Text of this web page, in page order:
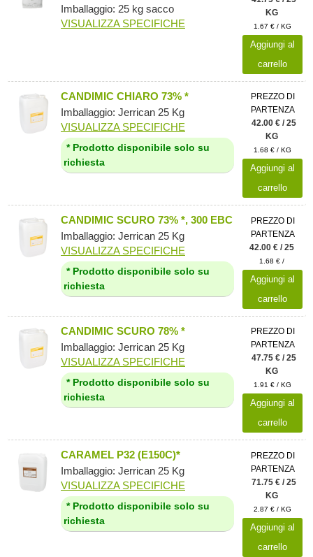
Imballaggio: 25 kg sacco
VISUALIZZA SPECIFICHE
KG
1.67 € / KG
Aggiungi al
carrello
CANDIMIC CHIARO 73% *
Imballaggio: Jerrican 25 Kg
VISUALIZZA SPECIFICHE
* Prodotto disponibile solo su
richiesta
PREZZO DI
PARTENZA
42.00 € / 25
KG
1.68 € / KG
Aggiungi al
carrello
CANDIMIC SCURO 73% *, 300 EBC
Imballaggio: Jerrican 25 Kg
VISUALIZZA SPECIFICHE
* Prodotto disponibile solo su
richiesta
PREZZO DI
PARTENZA
42.00 € / 25
1.68 € /
Aggiungi al
carrello
CANDIMIC SCURO 78% *
Imballaggio: Jerrican 25 Kg
VISUALIZZA SPECIFICHE
* Prodotto disponibile solo su
richiesta
PREZZO DI
PARTENZA
47.75 € / 25
KG
1.91 € / KG
Aggiungi al
carrello
CARAMEL P32 (E150C)*
Imballaggio: Jerrican 25 Kg
VISUALIZZA SPECIFICHE
* Prodotto disponibile solo su
richiesta
PREZZO DI
PARTENZA
71.75 € / 25
KG
2.87 € / KG
Aggiungi al
carrello